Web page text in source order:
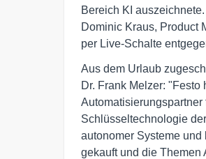
Bereich KI
Dominic Kraus, Product
per Live-Schalte
Aus dem Urlaub
Dr. Frank Melzer:
Schlüsseltechnologie
autonomer Systeme
gekauft und die Themen